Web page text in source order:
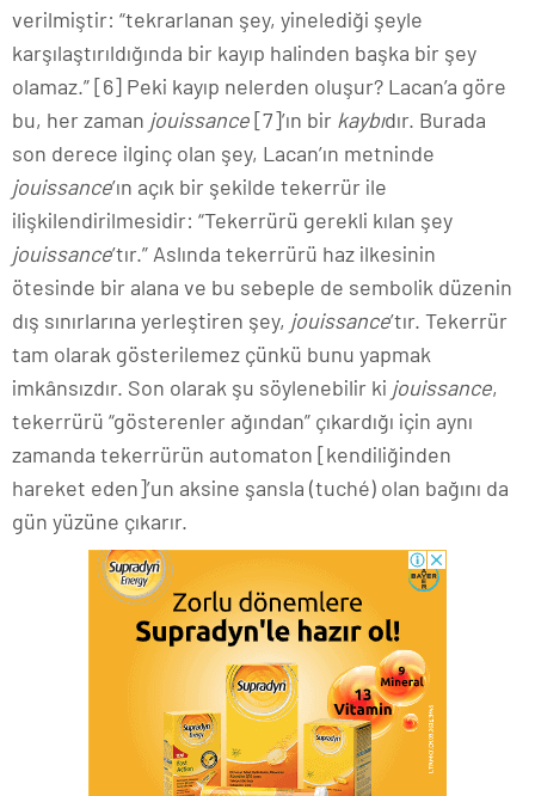
verilmiştir: “tekrarlanan şey, yinelediği şeyle
karşılaştırıldığında bir kayıp halinden başka bir şey
olamaz.” [6] Peki kayıp nelerden oluşur? Lacan’a göre
bu, her zaman jouissance[7]’ın bir kaybıdır. Burada
son derece ilginç olan şey, Lacan’ın metninde
jouissance’ın açık bir şekilde tekerrür ile
ilişkilendirilmesidir: “Tekerrürü gerekli kılan şey
jouissance’tır.” Aslında tekerrürü haz ilkesinin
ötesinde bir alana ve bu sebeple de sembolik düzenin
dış sınırlarına yerleştiren şey, jouissance’tır. Tekerrür
tam olarak gösterilemez çünkü bunu yapmak
imkânsızdır. Son olarak şu söylenebilir ki jouissance,
tekerrürü “gösterenler ağından” çıkardığı için aynı
zamanda tekerrürün automaton [kendiliğinden
hareket eden]’un aksine şansla (tuché) olan bağını da
gün yüzüne çıkarır.